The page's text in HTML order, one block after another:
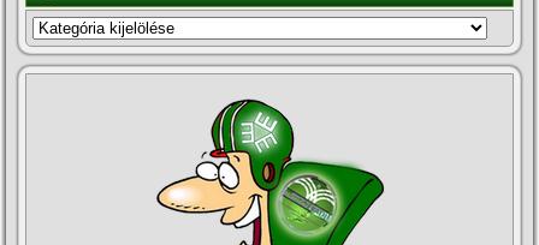
KATEGÓRIÁK